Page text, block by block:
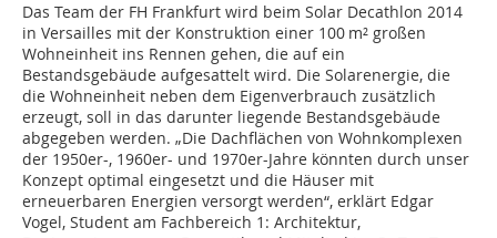
Das Team der FH Frankfurt wird beim Solar Decathlon 2014
in Versailles mit der Konstruktion einer 100 m² großen
Wohneinheit ins Rennen gehen, die auf ein
Bestandsgebäude aufgesattelt wird. Die Solarenergie, die
die Wohneinheit neben dem Eigenverbrauch zusätzlich
erzeugt, soll in das darunter liegende Bestandsgebäude
abgegeben werden. „Die Dachflächen von Wohnkomplexen
der 1950er-, 1960er- und 1970er-Jahre könnten durch unser
Konzept optimal eingesetzt und die Häuser mit
erneuerbaren Energien versorgt werden“, erklärt Edgar
Vogel, Student am Fachbereich 1: Architektur,